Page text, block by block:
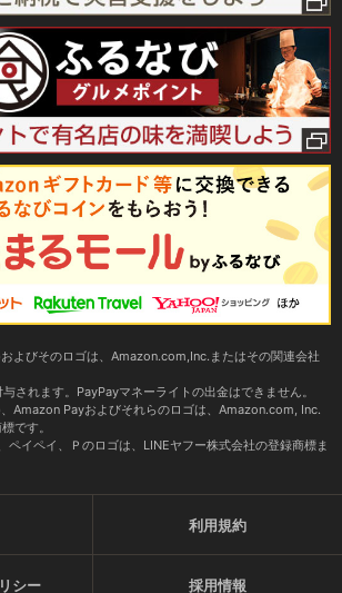
よびそのロゴは、Amazon.com,Inc.またはその関連会社
されます。PayPayマネーライトの出金はできません。
Amazon Payおよびそれらのロゴは、Amazon.com, Inc.
です。
ペイペイ、Ｐのロゴは、LINEヤフー株式会社の登録商標ま
利用規約
シー 採用情報